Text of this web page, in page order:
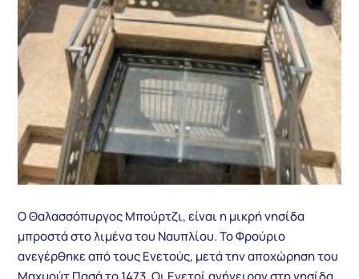
Ο Θαλασσόπυργος Μπούρτζι, είναι η μικρή νησίδα
μπροστά στο λιμένα του Ναυπλίου. Το Φρούριο
ανεγέρθηκε από τους Ενετούς, μετά την αποχώρηση του